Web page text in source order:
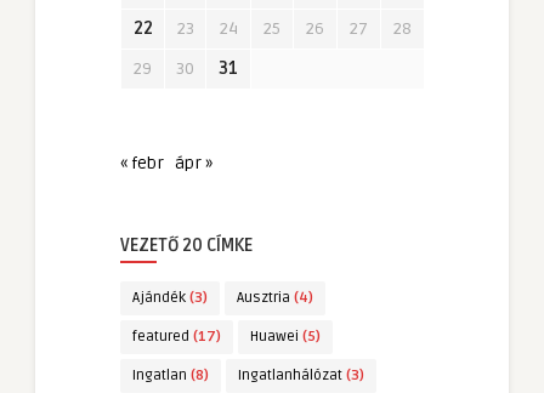
22
23 24 25 26 27
28
29
30 31
« febr ápr »
VEZETŐ 20 CÍMKE
Ajándék (3) Ausztria (4)
featured (17) Huawei (5)
Ingatlan (8) Ingatlanhálózat (3)